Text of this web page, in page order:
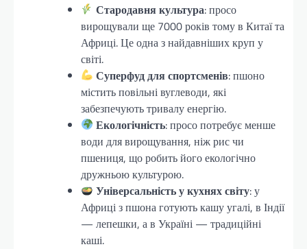
Стародавня культура: просо
вирощували ще 7000 років тому в Китаї та
Африці. Це одна з найдавніших круп у
світі.
Суперфуд для спортсменів: пшоно
містить повільні вуглеводи, які
забезпечують тривалу енергію.
Екологічність: просо потребує менше
води для вирощування, ніж рис чи
пшениця, що робить його екологічно
дружньою культурою.
Універсальність у кухнях світу: у
Африці з пшона готують кашу угалі, в Індії
— лепешки, а в Україні — традиційні
каші.